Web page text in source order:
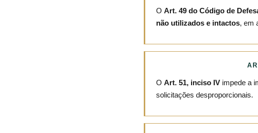
O Art. 49 do Código de
não utilizados e intactos, em
O Art. 51, inciso IV impede a
solicitações desproporcionais.